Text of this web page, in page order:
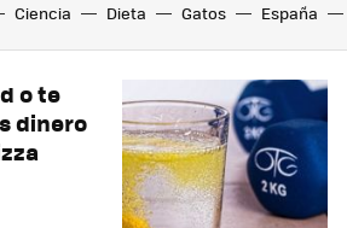
Ciencia Dieta Gatos España
o te
dinero